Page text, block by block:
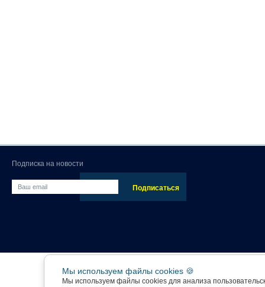
Подписка на новости
Мы используем файлы cookies 🍪
Мы используем файлы cookies для анализа